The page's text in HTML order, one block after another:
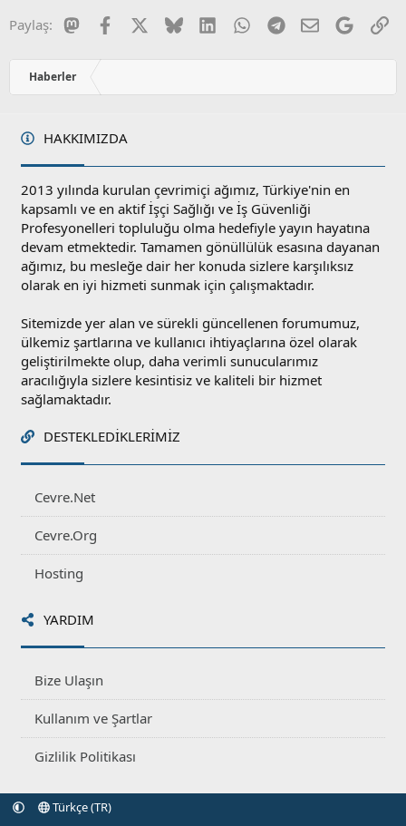
Paylaş: MastodonFacebook BlueskyLinkedInWhatsAppTelegram
E-postaGoogle
Haberler
HAKKIMIZDA
2013 yılında kurulan çevrimiçi ağımız, Türkiye'nin en
kapsamlı ve en aktif İşçi Sağlığı ve İş Güvenliği
Profesyonelleri topluluğu olma hedefiyle yayın hayatına
devam etmektedir. Tamamen gönüllülük esasına dayanan
ağımız, bu mesleğe dair her konuda sizlere karşılıksız
olarak en iyi hizmeti sunmak için çalışmaktadır.
Sitemizde yer alan ve sürekli güncellenen forumumuz,
ülkemiz şartlarına ve kullanıcı ihtiyaçlarına özel olarak
geliştirilmekte olup, daha verimli sunucularımız
aracılığıyla sizlere kesintisiz ve kaliteli bir hizmet
sağlamaktadır.
DESTEKLEDIKLERIMIZ
Cevre.Net
Cevre.Org
Hosting
YARDIM
Bize Ulaşın
Kullanım ve Şartlar
Gizlilik Politikası
Türkçe (TR)